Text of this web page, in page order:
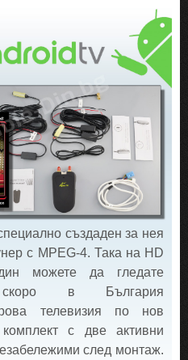
създаден за нея
с MPEG-4. Така на HD
можете да гледате
в България
телевизия по нов
с две активни
след монтаж.